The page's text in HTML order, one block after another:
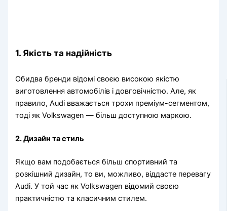
1. Якість та надійність
Обидва бренди відомі своєю високою якістю
виготовлення автомобілів і довговічністю. Але, як
правило, Audi вважається трохи преміум-сегментом,
тоді як Volkswagen — більш доступною маркою.
2. Дизайн та стиль
Якщо вам подобається більш спортивний та
розкішний дизайн, то ви, можливо, віддасте перевагу
Audi. У той час як Volkswagen відомий своєю
практичністю та класичним стилем.